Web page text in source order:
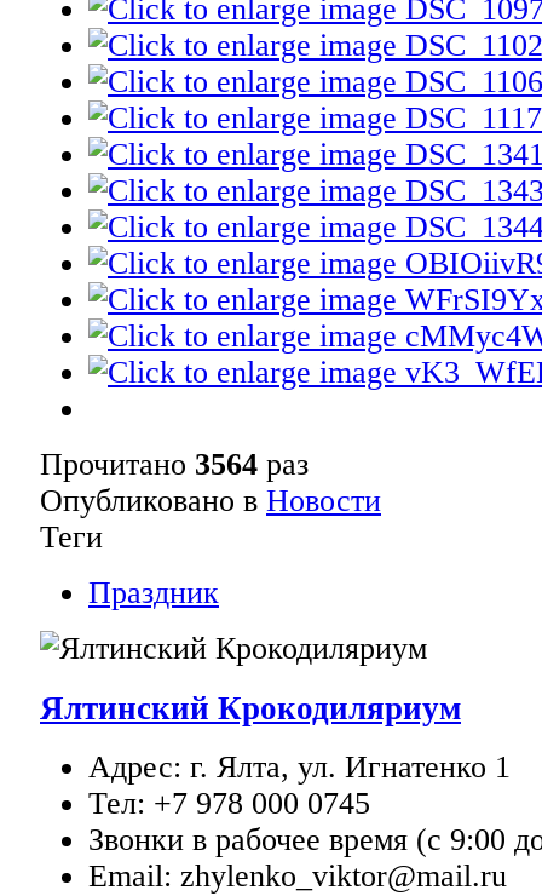
Прочитано 3564 раз
Опубликовано в Новости
Теги
Праздник
Ялтинский Крокодиляриум
Адрес: г. Ялта, ул. Игнатенко 1
Тел: +7 978 000 0745
Звонки в рабочее время (с 9:00
Email: zhylenko_viktor@mail.ru